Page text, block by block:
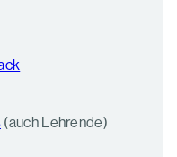
(auch Lehrende)